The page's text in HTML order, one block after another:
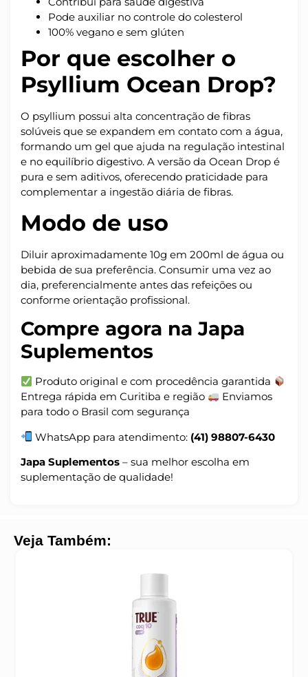
Pode auxiliar no controle do colesterol
100% vegano e sem glúten
Por que escolher o
Psyllium Ocean Drop?
O psyllium possui alta concentração de fibras
solúveis que se expandem em contato com a água,
formando um gel que ajuda na regulação intestinal
e no equilíbrio digestivo. A versão da Ocean Drop é
pura e sem aditivos, oferecendo praticidade para
complementar a ingestão diária de fibras.
Modo de uso
Diluir aproximadamente 10g em 200ml de água ou
bebida de sua preferência. Consumir uma vez ao
dia, preferencialmente antes das refeições ou
conforme orientação profissional.
Compre agora na Japa
Suplementos
Produto original e com procedência garantida
Entrega rápida em Curitiba e região
Enviamos
para todo o Brasil com segurança
WhatsApp para atendimento: (41) 98807-6430
Japa Suplementos – sua melhor escolha em
suplementação de qualidade!
Veja Também: